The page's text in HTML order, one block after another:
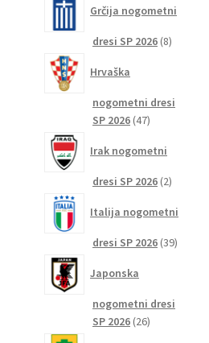
Grčija nogometni
dresi SP 2026 88
Hrvaška
nogometni dresi
SP 2026 4747
Irak nogometni
dresi SP 2026 22
Italija nogometni
dresi SP 2026 3939
Japonska
nogometni dresi
SP 2026 2626